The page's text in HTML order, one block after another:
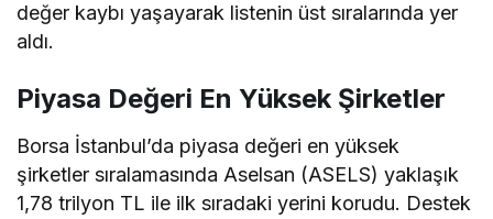
değer kaybı yaşayarak listenin üst sıralarında yer
aldı.
Piyasa Değeri En Yüksek Şirketler
Borsa İstanbul’da piyasa değeri en yüksek
şirketler sıralamasında Aselsan (ASELS) yaklaşık
1,78 trilyon TL ile ilk sıradaki yerini korudu. Destek